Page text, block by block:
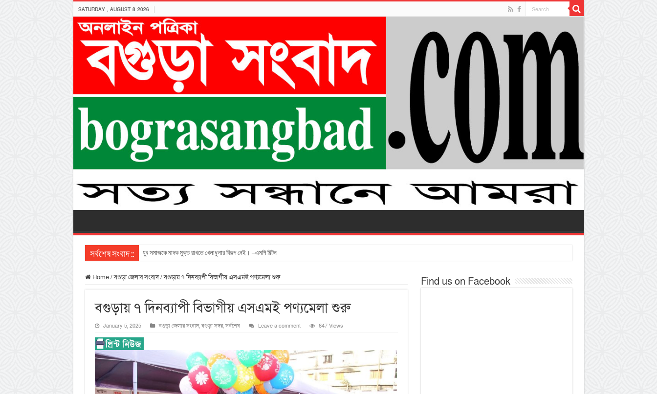
SATURDAY , AUGUST 8 2026
সর্বশেষ সংবাদ :: যুব সমাজকে মাদক মুক্ত রাখতে খেলাধুলার বিকল্প নেই। –এমপি মিল্টন
Home/বগুড়া জেলার সংবাদ/বগুড়ায় ৭ দিনব্যাপী বিভাগীয় এসএমই পণ্যমেলা শুরু
বগুড়ায় ৭ দিনব্যাপী বিভাগীয় এসএমই পণ্যমেলা শুরু
January 5, 2025 বগুড়া জেলার সংবাদ,বগুড়া সদর,সর্বশেষ Leave a comment 647 Views
Find us on Facebook